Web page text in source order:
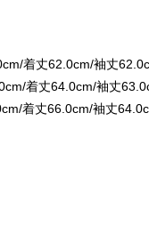
着丈62.0cm/袖丈
着丈64.0cm/袖丈
着丈66.0cm/袖丈